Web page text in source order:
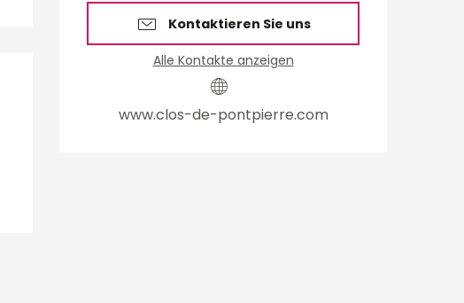
Kontaktieren Sie uns
Alle Kontakte anzeigen
www.clos-de-pontpierre.com